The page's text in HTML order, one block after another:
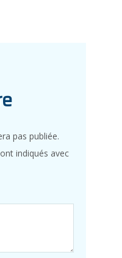
pas publiée.
indiqués avec